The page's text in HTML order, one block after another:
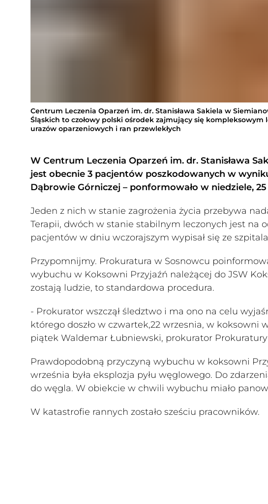
Centrum Leczenia Oparzeń im. dr. Stanisława Sakiela w
Śląskich to czołowy polski ośrodek zajmujący się kompleksowym
urazów oparzeniowych i ran przewlekłych
W Centrum Leczenia Oparzeń im. dr. Stanisława
jest obecnie 3 pacjentów poszkodowanych w
Dąbrowie Górniczej – ponformowało w niedziele, 25
Jeden z nich w stanie zagrożenia życia przebywa
Terapii, dwóch w stanie stabilnym leczonych jest na
pacjentów w dniu wczorajszym wypisał się ze
Przypomnijmy. Prokuratura w Sosnowcu
wybuchu w Koksowni Przyjaźń należącej do JSW
zostają ludzie, to standardowa procedura.
- Prokurator wszczął śledztwo i ma ono na celu
którego doszło w czwartek,22 wrzesnia, w koksowni
piątek Waldemar Łubniewski, prokurator
Prawdopodobną przyczyną wybuchu w koksowni
września była eksplozja pyłu węglowego. Do
do węgla. W obiekcie w chwili wybuchu miało
W katastrofie rannych zostało sześciu pracowników.